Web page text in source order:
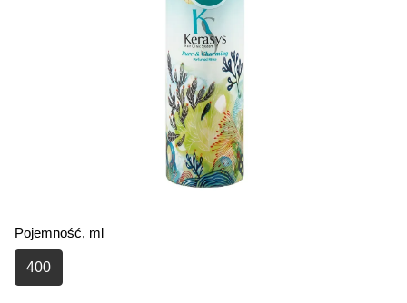
Pojemność, ml
400